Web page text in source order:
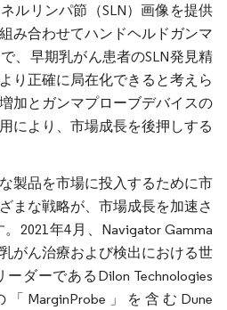
ルリンパ節（SLN）画像を提供
み合わせてハンドヘルドガンマ
、早期乳がん患者のSLN発見精
り正確に局在化できると考えら
加とガンマプローブデバイスの
により、市場成長を後押しする
製品を市場に投入するために市
まな戦略が、市場成長を加速さ
2021年4月、Navigator Gamma
がん治療および検出における世
ダーであるDilon Technologies
「MarginProbe」を含むDune